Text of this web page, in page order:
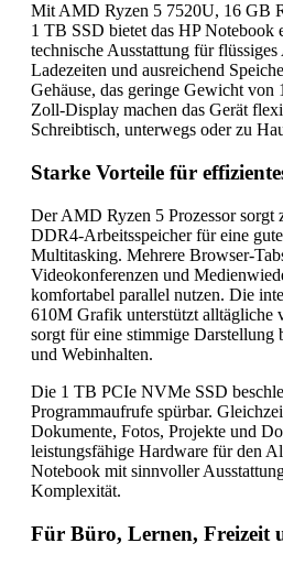
Mit AMD Ryzen 5 7520U, 16 GB
1 TB SSD bietet das HP Notebook
technische Ausstattung für
Ladezeiten und ausreichend
Gehäuse, das geringe Gewicht von
Zoll-Display machen das Gerät
Schreibtisch, unterwegs oder zu
Starke Vorteile für
Der AMD Ryzen 5 Prozessor sorgt
DDR4-Arbeitsspeicher für eine
Multitasking. Mehrere Browser-
Videokonferenzen und
komfortabel parallel nutzen. Die
610M Grafik unterstützt alltägliche
sorgt für eine stimmige Darstellung
und Webinhalten.
Die 1 TB PCIe NVMe SSD
Programmaufrufe spürbar.
Dokumente, Fotos, Projekte und
leistungsfähige Hardware für den
Notebook mit sinnvoller
Komplexität.
Für Büro, Lernen, Freizeit